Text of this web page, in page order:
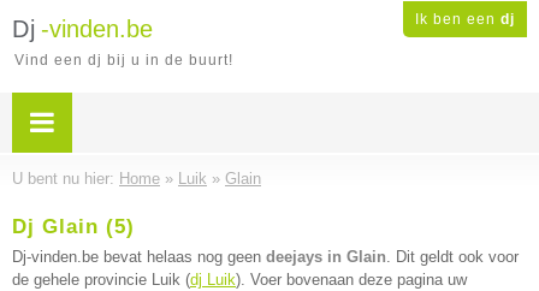
Ik ben een dj
Dj -vinden.be
Vind een dj bij u in de buurt!
U bent nu hier: Home » Luik » Glain
Dj Glain (5)
Dj-vinden.be bevat helaas nog geen deejays in Glain. Dit geldt ook voor
de gehele provincie Luik (dj Luik). Voer bovenaan deze pagina uw